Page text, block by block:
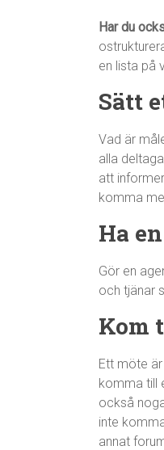
Har du
en lista på
Sätt
Vad är
alla
att
komma
Ha
Gör en
och tjänar
Kom
Ett möte
komma till
också
inte
annat